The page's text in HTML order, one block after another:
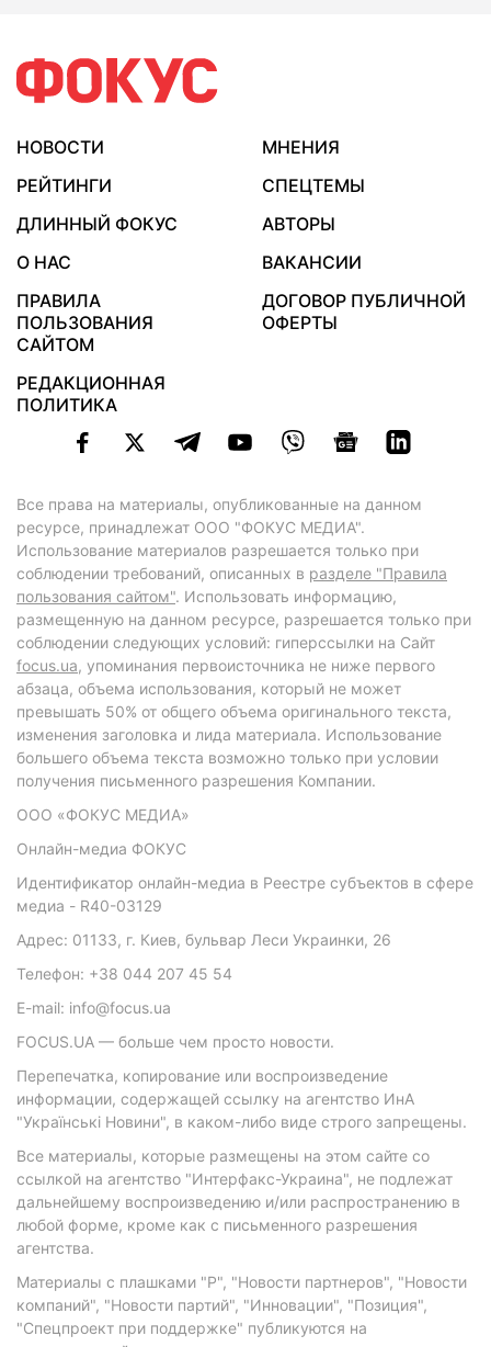
НОВОСТИ
МНЕНИЯ
РЕЙТИНГИ
СПЕЦТЕМЫ
ДЛИННЫЙ ФОКУС
АВТОРЫ
О НАС
ВАКАНСИИ
ПРАВИЛА
ПОЛЬЗОВАНИЯ
САЙТОМ
ДОГОВОР ПУБЛИЧНОЙ
ОФЕРТЫ
РЕДАКЦИОННАЯ
ПОЛИТИКА
Все права на материалы, опубликованные на данном
ресурсе, принадлежат ООО "ФОКУС МЕДИА".
Использование материалов разрешается только при
соблюдении требований, описанных в разделе "Правила
пользования сайтом". Использовать информацию,
размещенную на данном ресурсе, разрешается только при
соблюдении следующих условий: гиперссылки на Сайт
focus.ua, упоминания первоисточника не ниже первого
абзаца, объема использования, который не может
превышать 50% от общего объема оригинального текста,
изменения заголовка и лида материала. Использование
большего объема текста возможно только при условии
получения письменного разрешения Компании.
ООО «ФОКУС МЕДИА»
Онлайн-медиа ФОКУС
Идентификатор онлайн-медиа в Реестре субъектов в сфере
медиа - R40-03129
Адрес: 01133, г. Киев, бульвар Леси Украинки, 26
Телефон: +38 044 207 45 54
E-mail: info@focus.ua
FOCUS.UA — больше чем просто новости.
Перепечатка, копирование или воспроизведение
информации, содержащей ссылку на агентство ИнА
"Українські Новини", в каком-либо виде строго запрещены.
Все материалы, которые размещены на этом сайте со
ссылкой на агентство "Интерфакс-Украина", не подлежат
дальнейшему воспроизведению и/или распространению в
любой форме, кроме как с письменного разрешения
агентства.
Материалы с плашками "Р", "Новости партнеров", "Новости
компаний", "Новости партий", "Инновации", "Позиция",
"Спецпроект при поддержке" публикуются на